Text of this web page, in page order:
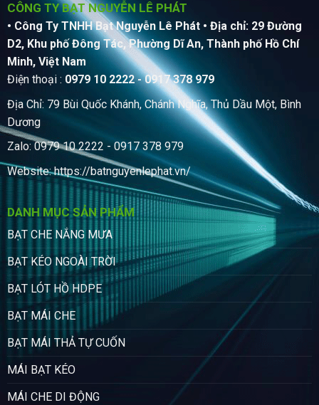
CÔNG TY BẠT NGUYỄN LÊ PHÁT
• Công Ty TNHH Bạt Nguyễn Lê Phát • Địa chỉ: 29 Đường
D2, Khu phố Đông Tác, Phường Dĩ An, Thành phố Hồ Chí
Minh, Việt Nam
Điện thoại : 0979 10 2222 - 0917 378 979
Địa Chỉ: 79 Bùi Quốc Khánh, Chánh Nghĩa, Thủ Dầu Một, Bình
Dương
Zalo: 0979 10 2222 - 0917 378 979
Website:https://batnguyenlephat.vn/
DANH MỤC SẢN PHẨM
BẠT CHE NẮNG MƯA
BẠT KÉO NGOÀI TRỜI
BẠT LÓT HỒ HDPE
BẠT MÁI CHE
BẠT MÁI THẢ TỰ CUỐN
MÁI BẠT KÉO
MÁI CHE DI ĐỘNG